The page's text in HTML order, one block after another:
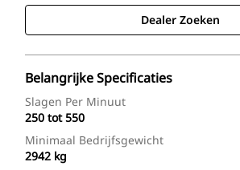
Dealer Zoeken
Belangrijke Specificaties
Slagen Per Minuut
250 tot 550
Minimaal Bedrijfsgewicht
2942 kg